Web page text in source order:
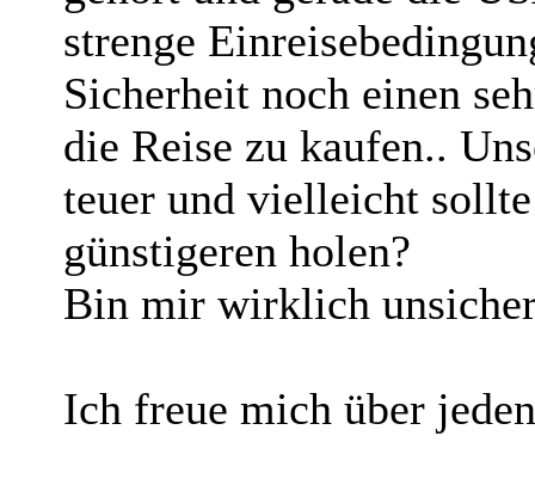
strenge
Sicherheit noch einen
die Reise zu kaufen..
teuer und vielleicht
günstigeren holen?
Bin mir wirklich
Ich freue mich über